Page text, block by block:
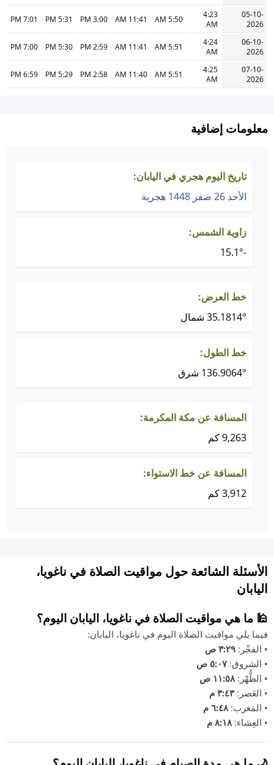
05-10-
2026
4:23
AM
5:50 AM
11:41 AM
3:00 PM
5:31 PM
7:01 PM
06-10-
2026
4:24
AM
5:51 AM
11:41 AM
2:59 PM
5:30 PM
7:00 PM
07-10-
2026
4:25
AM
5:51 AM
11:40 AM
2:58 PM
5:29 PM
6:59 PM
معلومات إضافية
تاريخ اليوم هجري في اليابان:
الأحد 26 صفر 1448 هجرية
زاوية الشمس:
-15.1°
خط العرض:
35.1814° شمال
خط الطول:
136.9064° شرق
المسافة عن مكة المكرمة:
9,263 كم
المسافة عن خط الاستواء:
3,912 كم
الأسئلة الشائعة حول مواقيت الصلاة في ناغويا،
اليابان
🕌 ما هي مواقيت الصلاة في ناغويا، اليابان اليوم؟
فيما يلي مواقيت الصلاة اليوم في ناغويا، اليابان:
• الفجْر: ٣:٢٩ ص
• الشروق:٥:٠٧ ص
• الظُّهْر:١١:٥٨ ص
• العَصر:٣:٤٣ م
• المَغرب:٦:٤٨ م
• العِشاء:٨:١٨ م